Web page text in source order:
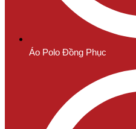
Áo Polo Đồng Phục